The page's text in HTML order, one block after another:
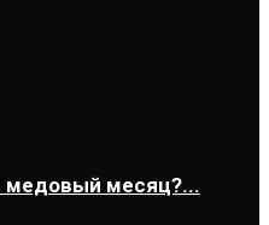
медовый месяц?...